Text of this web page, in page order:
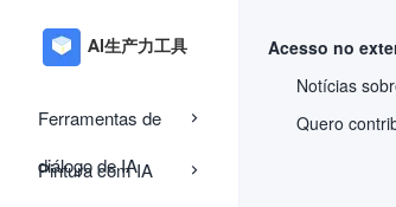
Ferramentas de
diálogo de IA
Pintura com IA
Acesso no
Notícias
Quero